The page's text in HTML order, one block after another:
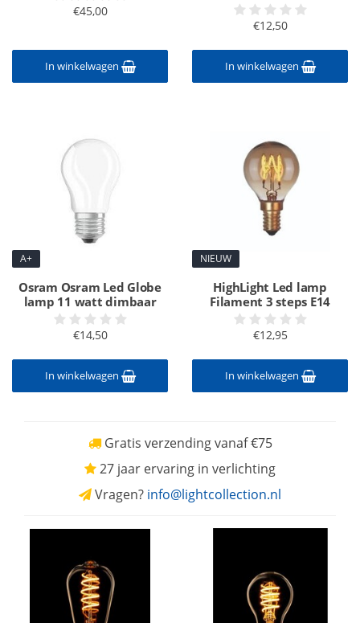
€45,00
In winkelwagen
€12,50
In winkelwagen
A+
Osram Osram Led Globe
lamp 11 watt dimbaar
€14,50
In winkelwagen
NIEUW
HighLight Led lamp
Filament 3 steps E14
€12,95
In winkelwagen
Gratis verzending vanaf €75
27 jaar ervaring in verlichting
Vragen? info@lightcollection.nl